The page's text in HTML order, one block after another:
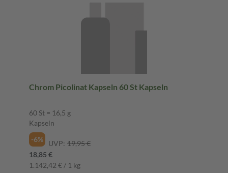
Chrom Picolinat Kapseln 60 St Kapseln
60 St = 16,5 g
Kapseln
-6%
UVP: 19,95 €
18,85 €
1.142,42 € / 1 kg